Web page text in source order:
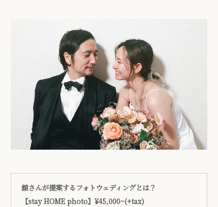
舘さんが提案するフォトウェディングとは？
【stay HOME photo】¥45,000~(+tax)